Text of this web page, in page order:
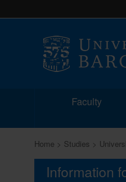
Faculty
Home Studies
Information